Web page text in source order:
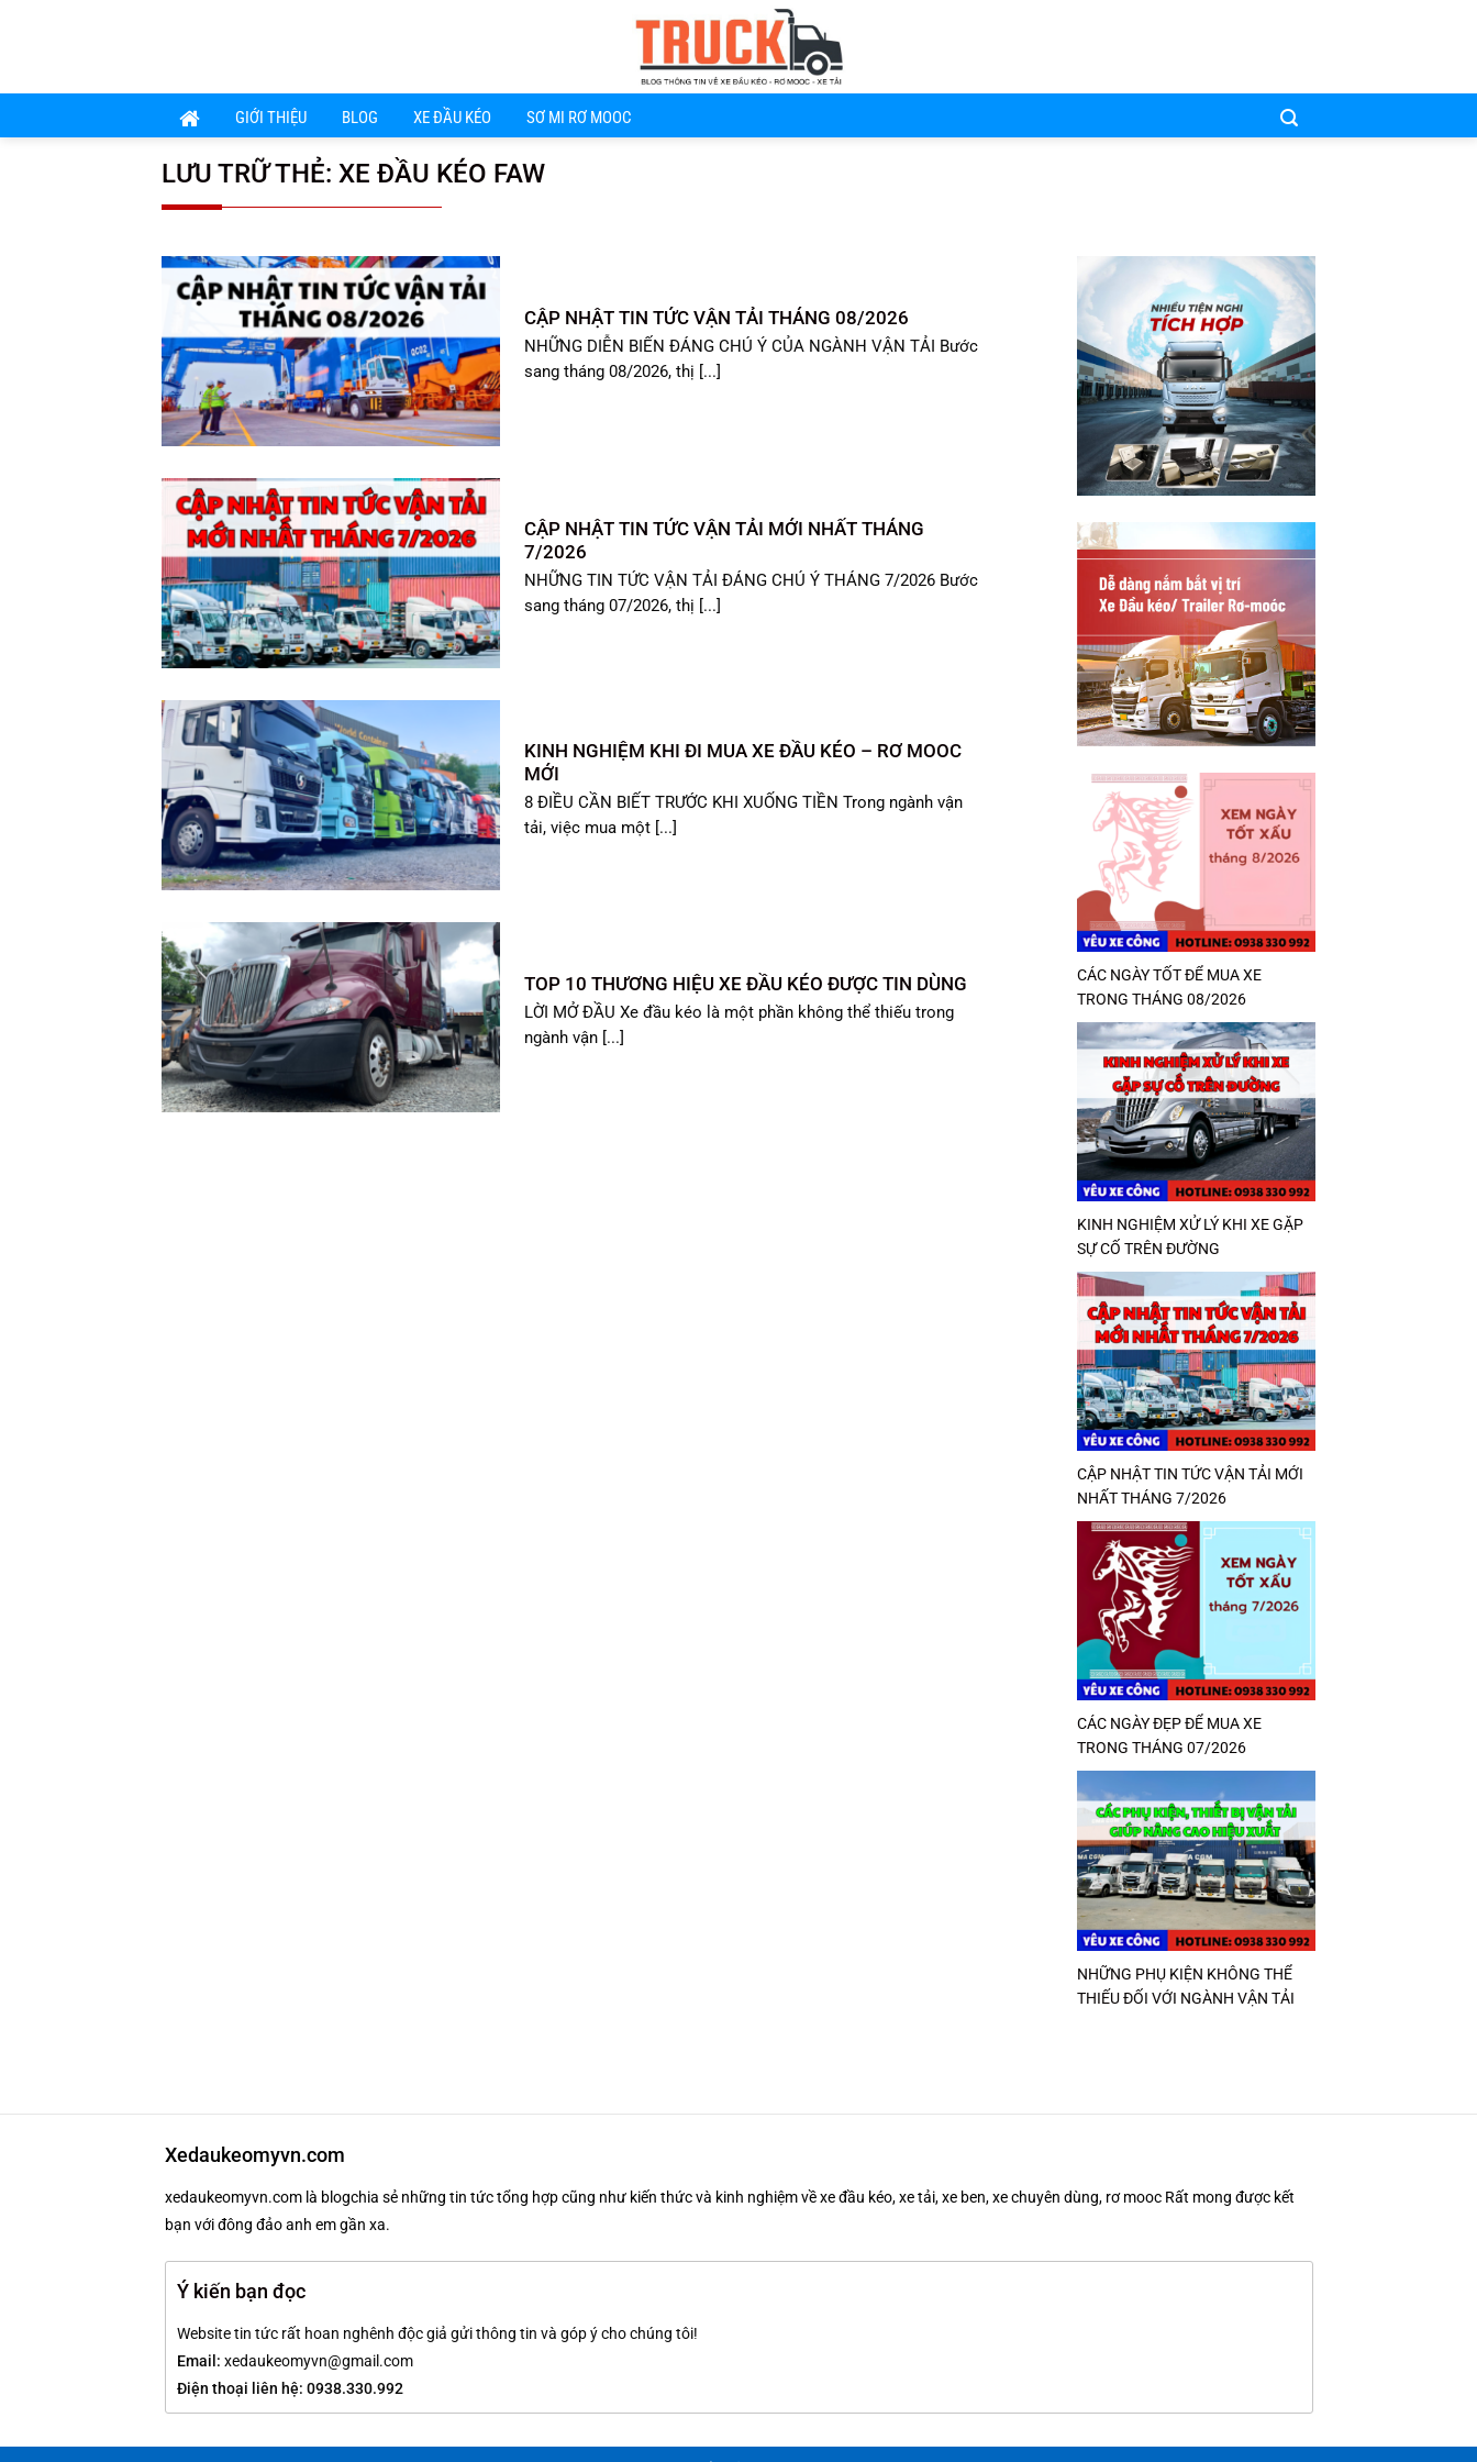
dung
GIỚI THIỆU BLOG XE ĐẦU KÉO SƠ MI RƠ MOOC
LƯU TRỮ THẺ: XE ĐẦU KÉO FAW
CẬP NHẬT TIN TỨC VẬN TẢI THÁNG 08/2026
NHỮNG DIỄN BIẾN ĐÁNG CHÚ Ý CỦA NGÀNH VẬN TẢI Bước
sang tháng 08/2026, thị [...]
CẬP NHẬT TIN TỨC VẬN TẢI MỚI NHẤT THÁNG
7/2026
NHỮNG TIN TỨC VẬN TẢI ĐÁNG CHÚ Ý THÁNG 7/2026 Bước
sang tháng 07/2026, thị [...]
KINH NGHIỆM KHI ĐI MUA XE ĐẦU KÉO – RƠ MOOC
MỚI
8 ĐIỀU CẦN BIẾT TRƯỚC KHI XUỐNG TIỀN Trong ngành vận
tải, việc mua một [...]
TOP 10 THƯƠNG HIỆU XE ĐẦU KÉO ĐƯỢC TIN DÙNG
LỜI MỞ ĐẦU Xe đầu kéo là một phần không thể thiếu trong
ngành vận [...]
CÁC NGÀY TỐT ĐỂ MUA XE
TRONG THÁNG 08/2026
KINH NGHIỆM XỬ LÝ KHI XE GẶP
SỰ CỐ TRÊN ĐƯỜNG
CẬP NHẬT TIN TỨC VẬN TẢI MỚI
NHẤT THÁNG 7/2026
CÁC NGÀY ĐẸP ĐỂ MUA XE
TRONG THÁNG 07/2026
NHỮNG PHỤ KIỆN KHÔNG THỂ
THIẾU ĐỐI VỚI NGÀNH VẬN TẢI
Xedaukeomyvn.com
xedaukeomyvn.com là blogchia sẻ những tin tức tổng hợp cũng như kiến thức và kinh nghiệm về xe đầu kéo, xe tải, xe ben, xe chuyên dùng, rơ mooc Rất mong được kết
bạn với đông đảo anh em gần xa.
Ý kiến bạn đọc
Website tin tức rất hoan nghênh độc giả gửi thông tin và góp ý cho chúng tôi!
Email: xedaukeomyvn@gmail.com
Điện thoại liên hệ: 0938.330.992